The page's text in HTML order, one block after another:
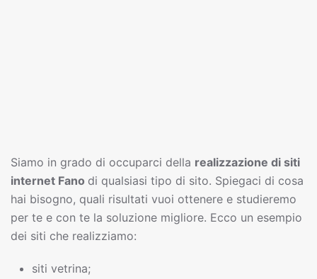
Siamo in grado di occuparci della realizzazione di siti
internet Fano di qualsiasi tipo di sito. Spiegaci di cosa
hai bisogno, quali risultati vuoi ottenere e studieremo
per te e con te la soluzione migliore. Ecco un esempio
dei siti che realizziamo:
siti vetrina;